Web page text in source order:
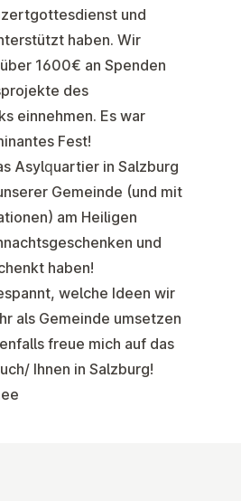
und
haben. Wir
1600€ an Spenden
des
einnehmen. Es war
Fest!
Asylquartier in Salzburg
Gemeinde (und mit
am Heiligen
und
haben!
welche Ideen wir
als Gemeinde umsetzen
freue mich auf das
Ihnen in Salzburg!